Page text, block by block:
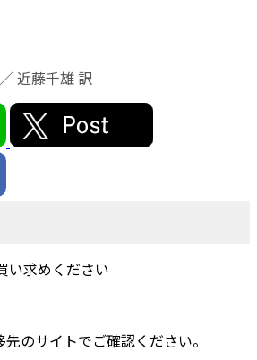
近藤千雄 訳
い求めください
のサイトでご確認ください。